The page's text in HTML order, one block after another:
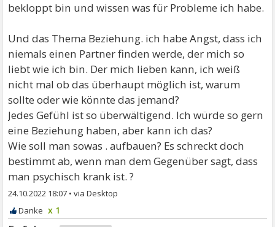
bekloppt bin und wissen was für Probleme ich habe.
Und das Thema Beziehung. ich habe Angst, dass ich
niemals einen Partner finden werde, der mich so
liebt wie ich bin. Der mich lieben kann, ich weiß
nicht mal ob das überhaupt möglich ist, warum
sollte oder wie könnte das jemand?
Jedes Gefühl ist so überwältigend. Ich würde so gern
eine Beziehung haben, aber kann ich das?
Wie soll man sowas . aufbauen? Es schreckt doch
bestimmt ab, wenn man dem Gegenüber sagt, dass
man psychisch krank ist. ?
24.10.2022 18:07 •
x 1